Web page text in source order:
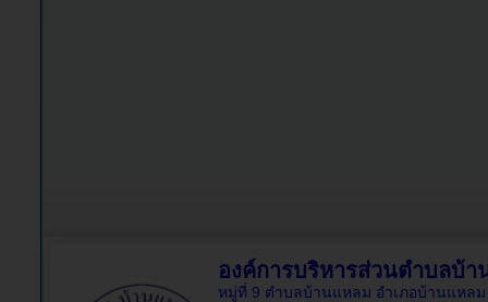
องค์การบริหารส่วนตำบลบ้า
หมู่ที่ 9 ตำบลบ้านแหลม อำเภอบ้านแหลม